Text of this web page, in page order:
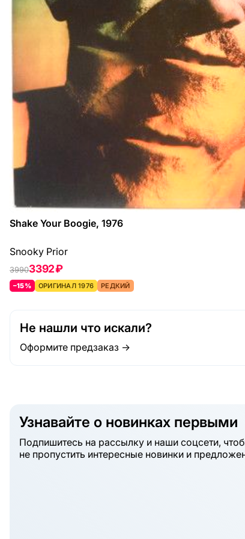
Shake Your Boogie, 1976
Snooky Prior
39903392 ₽
–15% ОРИГИНАЛ 1976 РЕДКИЙ
Не нашли что искали?
Оформите предзаказ →
Узнавайте о новинках первыми
Подпишитесь на рассылку и наши соцсети,
не пропустить интересные новинки и